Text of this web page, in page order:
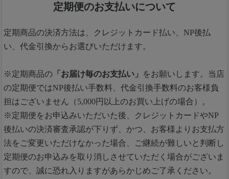
定期便のお支払いについて
定期商品の決済方法は、クレジットカード払い、NP後払
い、代金引換からお選びいただけます。
※定期商品の 「お届け毎のお支払い」
をお願いします。当店
の定期便ではNP後払い手数料、代金引換手数料のお客様負
担はございません（5,000円以上のお買い上げの場合）。
※定期便をお申込みいただいた後、クレジットカードやNP
後払いの決済審査承認が下りず、かつ、お客様よりお支払方
法をご変更いただけなかった場合、ご継続が難しいと判断し
定期便のお申込みを取り消しさせていただく場合がございま
すので、誠に恐れ入りますがあらかじめご了承ください。